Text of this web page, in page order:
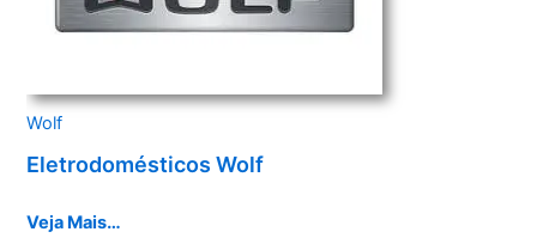
Wolf
Eletrodomésticos Wolf
Veja Mais…